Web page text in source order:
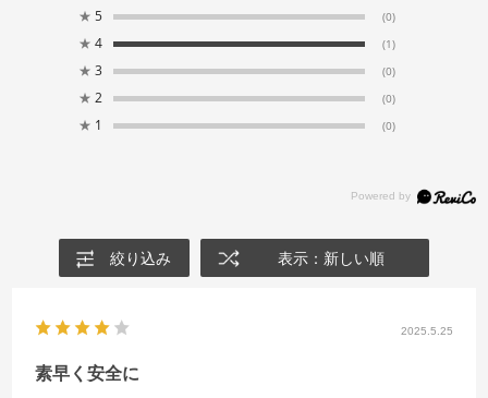
★ 5 (0)
★ 4 (1)
★ 3 (0)
★ 2 (0)
★ 1 (0)
絞り込み 表示：新しい順
2025.5.25
素早く安全に